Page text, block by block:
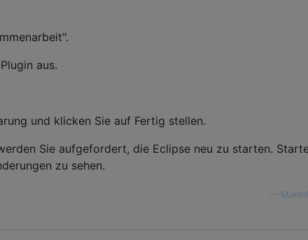
aus.
und klicken Sie auf Fertig stellen.
Sie aufgefordert, die Eclipse neu zu starten.
zu sehen.